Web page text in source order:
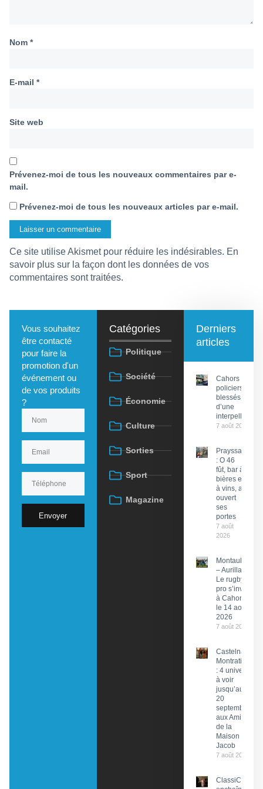
Nom *
E-mail *
Site web
Prévenez-moi de tous les nouveaux commentaires par e-
mail.
Prévenez-moi de tous les nouveaux articles par e-mail.
Ce site utilise Akismet pour réduire les indésirables. En
savoir plus sur la façon dont les données de vos
commentaires sont traitées.
Vous souhaitez
être contacté
pour faire la
promotion d'un
événement ou
de vos produits
?
Envoyer
Catégories
Politique
Société
Économie
Culture
Sorties
Sport
Magazine
Derniers
articles
Cahors : Des
policiers
blessés lors
d’une
interpellation
7 août 2026
Prayssac
: O 46
fût, bar à
bières et
à vins, a
ouvert
ses
portes
7 août
2026
Montauban
– Aurillac :
Le rugby
pro s’invite
à Cahors
le 14 août
2026
7 août 2026
Castelnau-
Montratier
: 4 univers
à voir
jusqu’au
20
septembre
aux Amis
de la
Maison
Jacob
7 août 2026
ClassiCahors